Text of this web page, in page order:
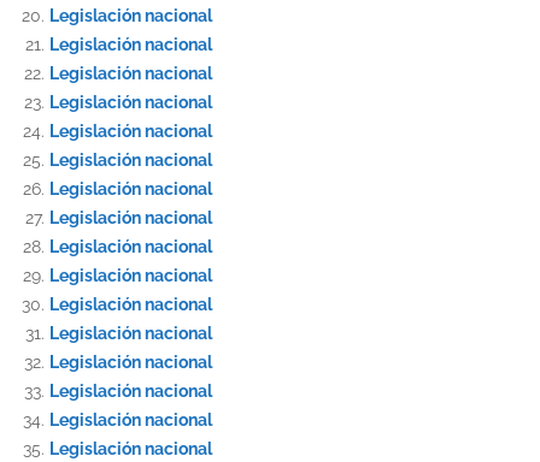
Legislación nacional
Legislación nacional
Legislación nacional
Legislación nacional
Legislación nacional
Legislación nacional
Legislación nacional
Legislación nacional
Legislación nacional
Legislación nacional
Legislación nacional
Legislación nacional
Legislación nacional
Legislación nacional
Legislación nacional
Legislación nacional